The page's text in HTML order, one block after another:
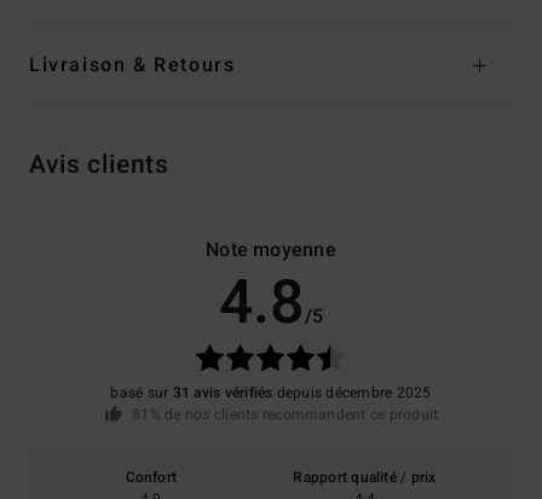
Livraison & Retours
Avis clients
Note moyenne
4.8/5
basé sur 31 avis vérifiés depuis décembre 2025
81% de nos clients recommandent ce produit
Confort
Rapport qualité / prix